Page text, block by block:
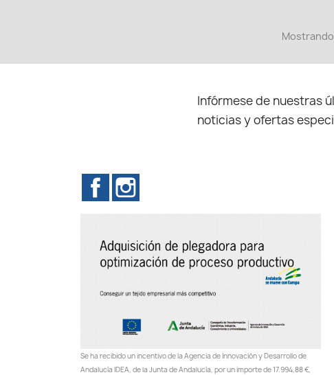
Infórmese de nuestras
noticias y ofertas
Facebook
Se ha recibido un incentivo de la Agencia de Innovación y Desarrollo de
Andalucía IDEA, de la Junta de Andalucía, por un importe de 17.994,88 €,